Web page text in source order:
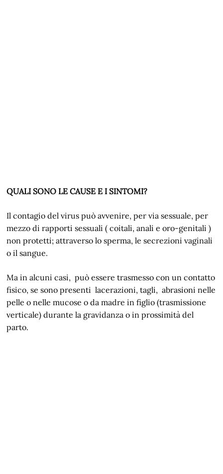
QUALI SONO LE CAUSE E I SINTOMI?
Il contagio del virus può avvenire, per via sessuale, per
mezzo di rapporti sessuali ( coitali, anali e oro-genitali )
non protetti; attraverso lo sperma, le secrezioni vaginali
o il sangue.
Ma in alcuni casi, può essere trasmesso con un contatto
fisico, se sono presenti lacerazioni, tagli, abrasioni nelle
pelle o nelle mucose o da madre in figlio (trasmissione
verticale) durante la gravidanza o in prossimità del
parto.